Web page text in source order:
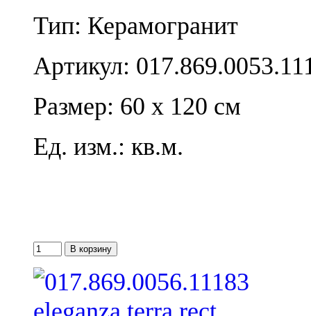
Тип: Керамогранит
Артикул:
Размер: 60 x 120 см
Ед. изм.: кв.м.